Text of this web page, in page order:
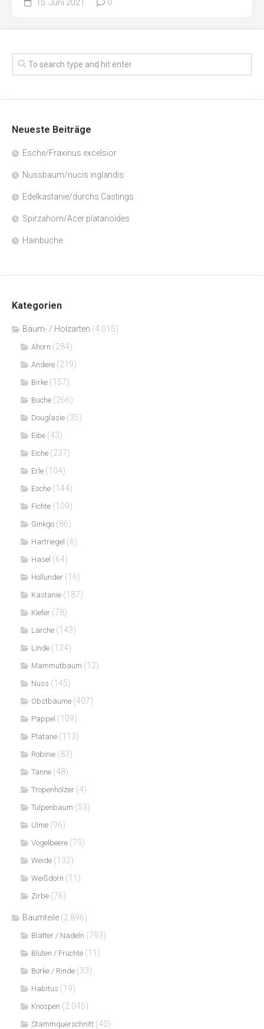
15. Juni 2021 0
Neueste Beiträge
Esche/Fraxinus excelsior
Nussbaum/nucis inglandis
Edelkastanie/durchs Castings
Spirzahorn/Acer platanoides
Hainbuche
Kategorien
Bäum- / Holzarten (4.015)
Ahorn (284)
Andere (219)
Birke (157)
Buche (266)
Douglasie (35)
Eibe (43)
Eiche (237)
Erle (104)
Esche (144)
Fichte (109)
Ginkgo (86)
Hartriegel (6)
Hasel (64)
Hollunder (16)
Kastanie (187)
Kiefer (78)
Lärche (143)
Linde (124)
Mammutbaum (12)
Nuss (145)
Obstbäume (407)
Pappel (109)
Platane (113)
Robinie (83)
Tanne (48)
Tropenhölzer (4)
Tulpenbaum (53)
Ulme (96)
Vogelbeere (73)
Weide (132)
Weißdorn (11)
Zirbe (76)
Baumteile (2.896)
Blätter / Nadeln (793)
Blüten / Früchte (11)
Borke / Rinde (33)
Habitus (19)
Knospen (2.045)
Stammquerschnitt (40)